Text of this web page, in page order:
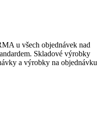
u všech objednávek nad
Skladové výrobky
a výrobky na objednávku